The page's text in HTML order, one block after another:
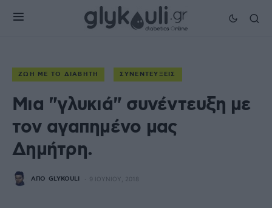
ΖΩΉ ΜΕ ΤΟ ΔΙΑΒΉΤΗ ΣΥΝΕΝΤΕΎΞΕΙΣ
Μια "γλυκιά" συνέντευξη με
τον αγαπημένο μας
Δημήτρη.
ΑΠΌ GLYKOULI 9 ΙΟΥΝΊΟΥ, 2018